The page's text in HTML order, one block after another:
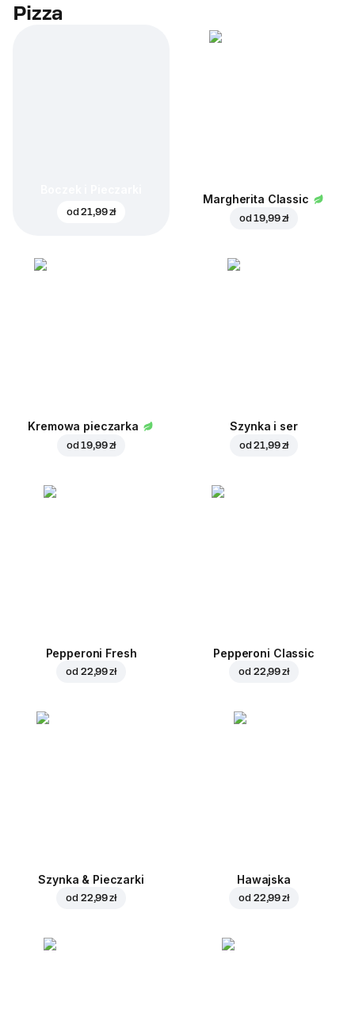
Pizza
od21,99 zł
Margherita Classic
od19,99 zł
Kremowa pieczarka
od19,99 zł
Szynka i ser
od21,99 zł
Pepperoni Fresh
od 22,99 zł
Pepperoni Classic
od 22,99 zł
Szynka & Pieczarki
od 22,99 zł
Hawajska
od 22,99 zł